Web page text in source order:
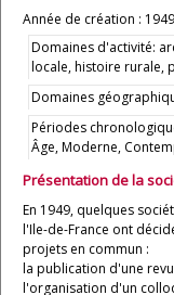
Année de création : 1949
Domaines d'activité:
locale, histoire rurale,
Domaines
Périodes
Âge, Moderne,
Présentation de la
En 1949, quelques
l'Ile-de-France ont
projets en commun :
la publication d'une
l'organisation d'un